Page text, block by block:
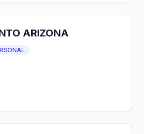
ARIZONA